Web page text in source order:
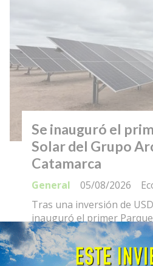
Se inauguró el
Solar del Grupo
Catamarca
General
05/08/2026
Tras una inversión de
inauguró el primer
Arcor en el Complejo
provincia de Catamarca.
90% de la energía que